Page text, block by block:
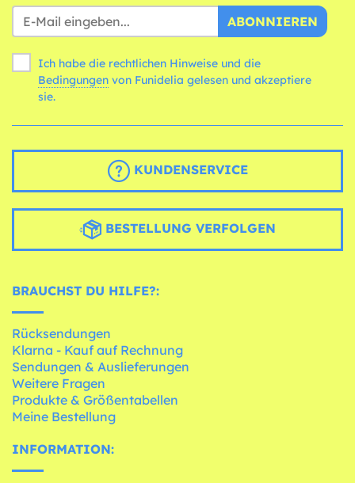
ABONNIEREN
Ich habe die rechtlichen Hinweise und die
Bedingungen
sie.
KUNDENSERVICE
BESTELLUNG VERFOLGEN
BRAUCHST DU HILFE?:
Rücksendungen
Klarna - Kauf auf Rechnung
Sendungen & Auslieferungen
Weitere Fragen
Produkte & Größentabellen
Meine Bestellung
INFORMATION: